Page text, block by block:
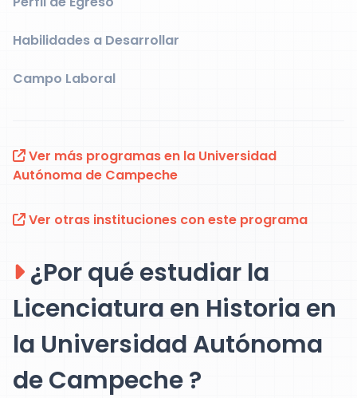
Habilidades a Desarrollar
Campo Laboral
Ver más programas en la Universidad
Autónoma de Campeche
Ver otras instituciones con este programa
¿Por qué estudiar la
Licenciatura en Historia en
la Universidad Autónoma
de Campeche ?